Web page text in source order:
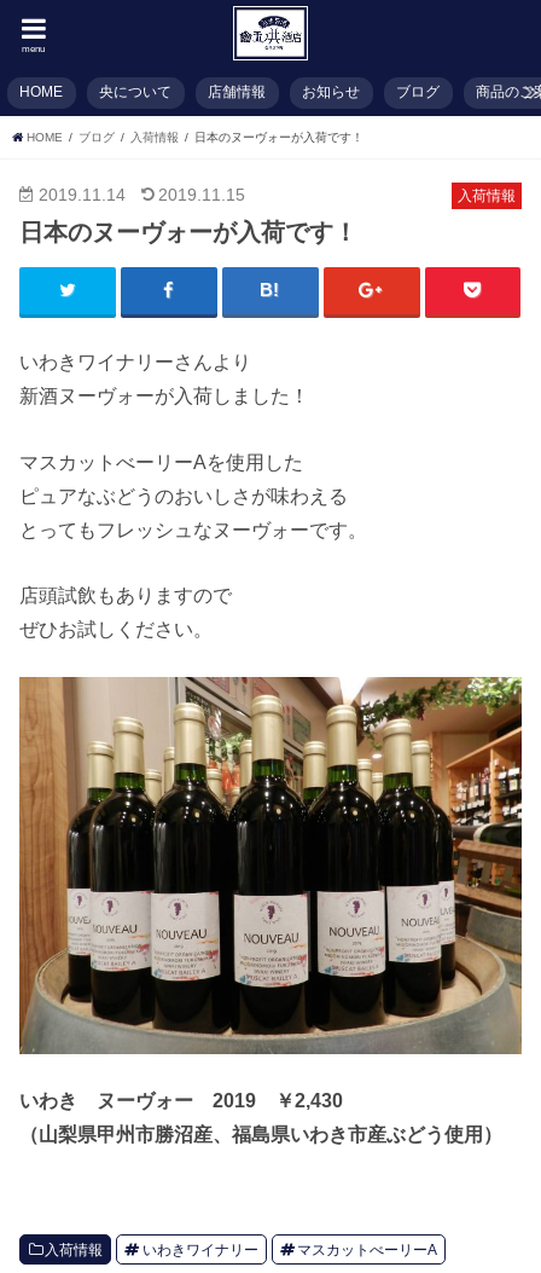
menu
HOME 央について 店舗情報 お知らせ ブログ 商品のご
HOME ブログ 入荷情報 日本のヌーヴォーが入荷です！
入荷情報
2019.11.14 2019.11.15
日本のヌーヴォーが入荷です！
いわきワイナリーさんより
新酒ヌーヴォーが入荷しました！
マスカットべーリーAを使用した
ピュアなぶどうのおいしさが味わえる
とってもフレッシュなヌーヴォーです。
店頭試飲もありますので
ぜひお試しください。
いわき ヌーヴォー 2019 ￥2,430
（山梨県甲州市勝沼産、福島県いわき市産ぶどう使用）
入荷情報 いわきワイナリー マスカットべーリーA